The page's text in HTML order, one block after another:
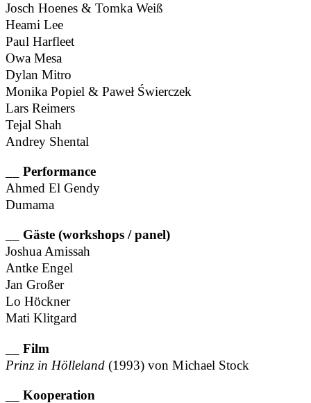
Josch Hoenes & Tomka Weiß
Heami Lee
Paul Harfleet
Owa Mesa
Dylan Mitro
Monika Popiel & Paweł Świerczek
Lars Reimers
Tejal Shah
Andrey Shental
__Performance
Ahmed El Gendy
Dumama
Gäste (workshops / panel)
Joshua Amissah
Antke Engel
Jan Großer
Lo Höckner
Mati Klitgard
__Film
Prinz in Hölleland (1993) von Michael Stock
__Kooperation